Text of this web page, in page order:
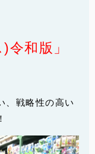
令和版」
、戦略性の高い